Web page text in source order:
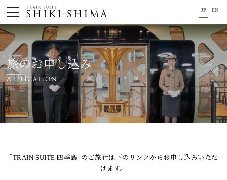
JP EN
HOME
車内のご紹介
旅の行程のご紹介
パンフレット・旅のお申し込み
オリジナル商品のご案内
旅のお申し込み
Application
｢TRAIN SUITE 四季島｣のご旅行は下のリンクからお申し込みいただ
けます。